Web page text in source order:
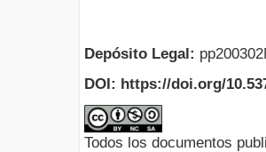
Depósito Legal:
DOI: https://doi.org/
Todos los documentos